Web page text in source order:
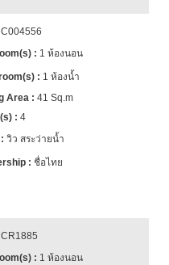
C004556
1 ห้องนอน
1 ห้องน้ำ
41 Sq.m
4
วิว สระว่ายน้ำ
ชื่อไทย
CR1885
1 ห้องนอน